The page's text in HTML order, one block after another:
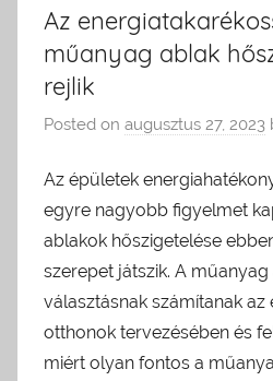
Az
műanyag ablak
rejlik
Posted on augusztus 27, 2023
Az épületek
egyre nagyobb figyelmet
ablakok hőszigetelése
szerepet játszik. A
választásnak számítanak
otthonok tervezésében és
miért olyan fontos a